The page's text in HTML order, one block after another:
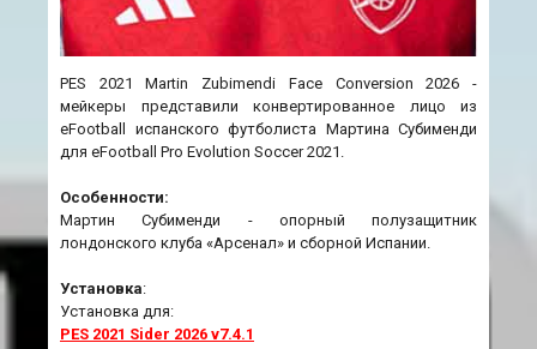
PES 2021 Martin Zubimendi Face Сonversion 2026 -
мейкеры представили конвертированное лицо из
eFootball испанского футболиста Мартина Субименди
для eFootball Pro Evolution Soccer 2021.
Особенности:
Мартин Субименди - опорный полузащитник
лондонского клуба «Арсенал» и сборной Испании.
Установка:
Установка для:
PES 2021 Sider 2026 v7.4.1